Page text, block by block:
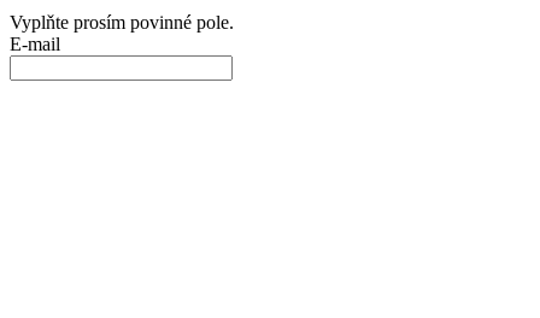
Vyplňte prosím povinné pole.
E-mail